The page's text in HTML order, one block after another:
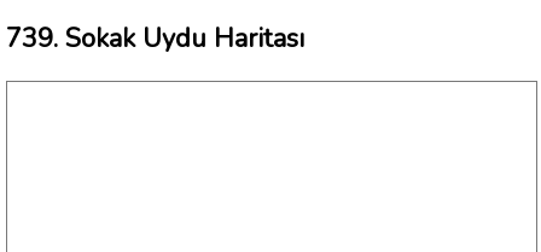
739. Sokak Uydu Haritası